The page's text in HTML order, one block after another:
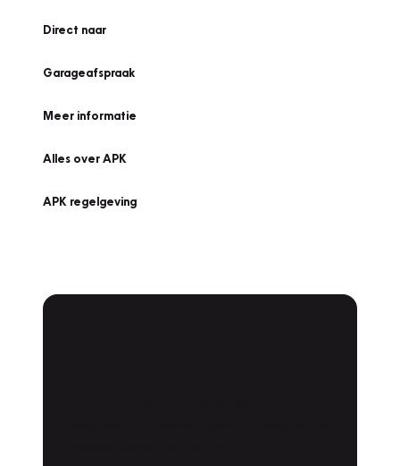
Direct naar
Garageafspraak
Meer informatie
Alles over APK
APK regelgeving